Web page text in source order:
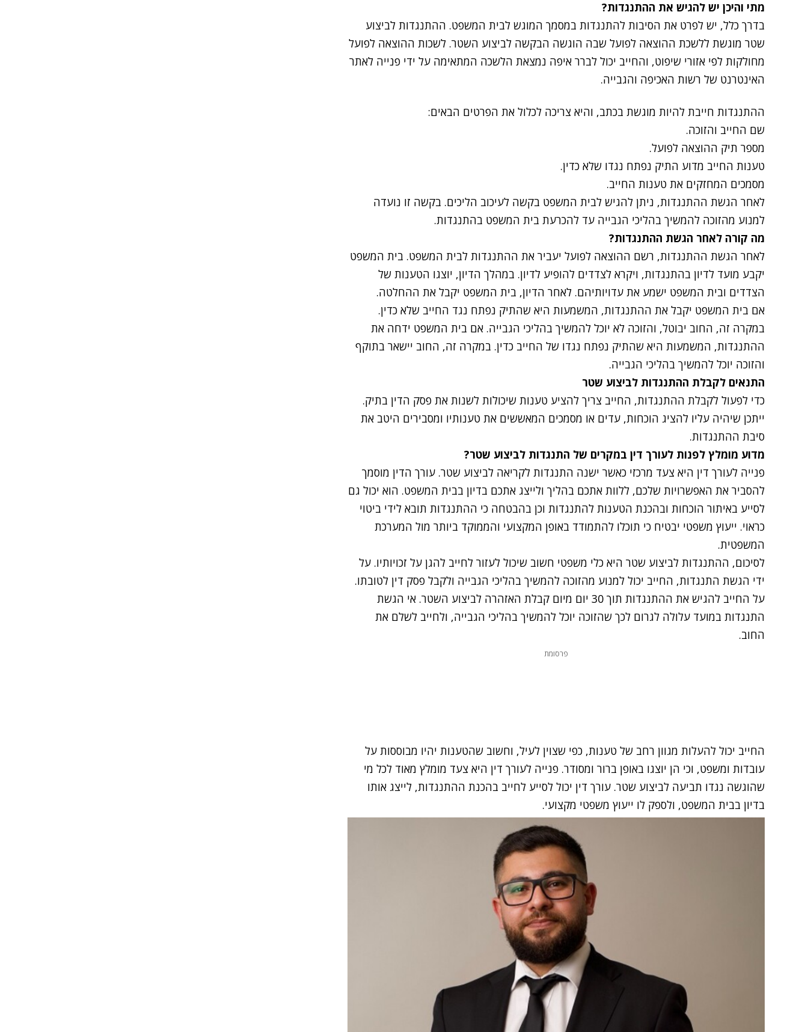
מתי והיכן יש להגיש את ההתנגדות?
בדרך כלל, יש לפרט את הסיבות להתנגדות במסמך המוגש לבית המשפט. ההתנגדות לביצוע
שטר מוגשת ללשכת ההוצאה לפועל שבה הוגשה הבקשה לביצוע השטר. לשכות ההוצאה לפועל
מחולקות לפי אזורי שיפוט, והחייב יכול לברר איפה נמצאת הלשכה המתאימה על ידי פנייה לאתר
האינטרנט של רשות האכיפה והגבייה.
ההתנגדות חייבת להיות מוגשת בכתב, והיא צריכה לכלול את הפרטים הבאים:
שם החייב והזוכה.
מספר תיק ההוצאה לפועל.
טענות החייב מדוע התיק נפתח נגדו שלא כדין.
מסמכים המחזקים את טענות החייב.
לאחר הגשת ההתנגדות, ניתן להגיש לבית המשפט בקשה לעיכוב הליכים. בקשה זו נועדה
למנוע מהזוכה להמשיך בהליכי הגבייה עד להכרעת בית המשפט בהתנגדות.
מה קורה לאחר הגשת ההתנגדות?
לאחר הגשת ההתנגדות, רשם ההוצאה לפועל יעביר את ההתנגדות לבית המשפט. בית המשפט
יקבע מועד לדיון בהתנגדות, ויקרא לצדדים להופיע לדיון. במהלך הדיון, יוצגו הטענות של
הצדדים ובית המשפט ישמע את עדויותיהם. לאחר הדיון, בית המשפט יקבל את ההחלטה.
אם בית המשפט יקבל את ההתנגדות, המשמעות היא שהתיק נפתח נגד החייב שלא כדין.
במקרה זה, החוב יבוטל, והזוכה לא יוכל להמשיך בהליכי הגבייה. אם בית המשפט ידחה את
ההתנגדות, המשמעות היא שהתיק נפתח נגדו של החייב כדין. במקרה זה, החוב יישאר בתוקף
והזוכה יוכל להמשיך בהליכי הגבייה.
התנאים לקבלת ההתנגדות לביצוע שטר
כדי לפעול לקבלת ההתנגדות, החייב צריך להציע טענות שיכולות לשנות את פסק הדין בתיק.
ייתכן שיהיה עליו להציג הוכחות, עדים או מסמכים המאששים את טענותיו ומסבירים היטב את
סיבת ההתנגדות.
מדוע מומלץ לפנות לעורך דין במקרים של התנגדות לביצוע שטר?
פנייה לעורך דין היא צעד מרכזי כאשר ישנה התנגדות לקריאה לביצוע שטר. עורך הדין מוסמך
להסביר את האפשרויות שלכם, ללוות אתכם בהליך ולייצג אתכם בדיון בבית המשפט. הוא יכול גם
לסייע באיתור הוכחות ובהכנת הטענות להתנגדות וכן בהבטחה כי ההתנגדות תובא לידי ביטוי
כראוי. ייעוץ משפטי יבטיח כי תוכלו להתמודד באופן המקצועי והממוקד ביותר מול המערכת
המשפטית.
לסיכום, ההתנגדות לביצוע שטר היא כלי משפטי חשוב שיכול לעזור לחייב להגן על זכויותיו. על
ידי הגשת התנגדות, החייב יכול למנוע מהזוכה להמשיך בהליכי הגבייה ולקבל פסק דין לטובתו.
על החייב להגיש את ההתנגדות תוך 30 יום מיום קבלת האזהרה לביצוע השטר. אי הגשת
התנגדות במועד עלולה לגרום לכך שהזוכה יוכל להמשיך בהליכי הגבייה, ולחייב לשלם את
החוב.
פרסומת
החייב יכול להעלות מגוון רחב של טענות, כפי שצוין לעיל, וחשוב שהטענות יהיו מבוססות על
עובדות ומשפט, וכי הן יוצגו באופן ברור ומסודר. פנייה לעורך דין היא צעד מומלץ מאוד לכל מי
שהוגשה נגדו תביעה לביצוע שטר. עורך דין יכול לסייע לחייב בהכנת ההתנגדות, לייצג אותו
בדיון בבית המשפט, ולספק לו ייעוץ משפטי מקצועי.